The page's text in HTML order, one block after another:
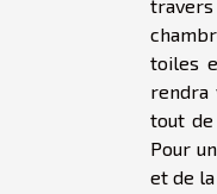
toiles
rendra
tout
Pour
et de